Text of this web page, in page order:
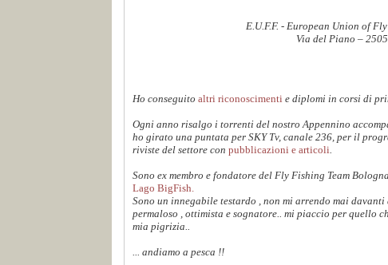
E.U.F.F. - European Union of
Via del Piano –
Ho conseguito altri riconoscimenti e diplomi in corsi di
Ogni anno risalgo i torrenti del nostro Appennino
ho girato una puntata per SKY Tv, canale 236, per il
riviste del settore con pubblicazioni e articoli
Sono ex membro e fondatore del Fly Fishing Team
Lago BigFish.
Sono un innegabile testardo , non mi arrendo mai
permaloso , ottimista e sognatore.. mi piaccio per quello
mia pigrizia..
... andiamo a pesca !!